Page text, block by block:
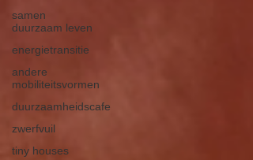
samen
duurzaam leven
energietransitie
andere
mobiliteitsvormen
duurzaamheidscafe
zwerfvuil
tiny houses